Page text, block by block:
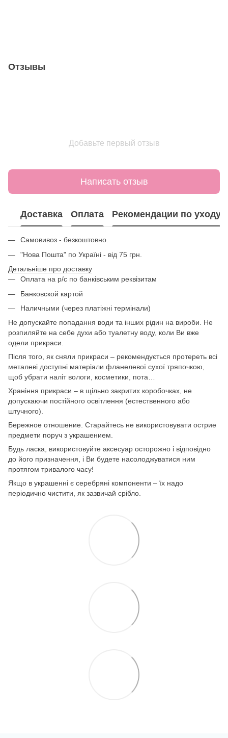
Отзывы
Добавьте первый отзыв
Написать отзыв
Доставка Оплата Рекомендации по уходу
Самовивоз - безкоштовно.
"Нова Пошта" по Україні - від 75 грн.
Детальніше про доставку
Оплата на р/с по банківським реквізитам
Банковской картой
Наличными (через платіжні термінали)
Не допускайте попадання води та інших рідин на вироби. Не
розпиляйте на себе духи або туалетну воду, коли Ви вже
одели прикраси.
Після того, як сняли прикраси – рекомендується протереть всі
металеві доступні матеріали фланелевої сухої тряпочкою,
щоб убрати наліт вологи, косметики, пота…
Храніння прикраси – в щільно закритих коробочках, не
допускаючи постійного освітлення (естественного або
штучного).
Бережное отношение. Старайтесь не використовувати острие
предмети поруч з украшением.
Будь ласка, використовуйте аксесуар осторожно і відповідно
до його призначення, і Ви будете насолоджуватися ним
протягом тривалого часу!
Якщо в украшенні є серебряні компоненти – їх надо
періодично чистити, як зазвичай срібло.